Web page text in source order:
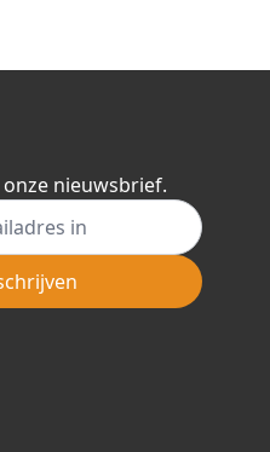
nieuwsbrief.